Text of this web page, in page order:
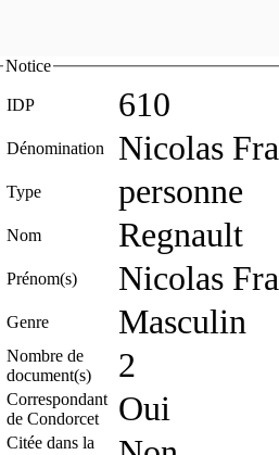
Notice
IDP 610
Dénomination Nicolas
Type personne
Nom Regnault
Prénom(s) Nicolas
Genre Masculin
Nombre de
document(s)
2
Correspondant
de Condorcet
Oui
Citée dans la